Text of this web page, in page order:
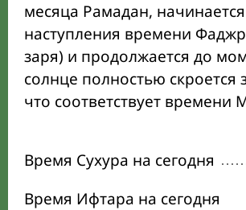
месяца Рамадан,
наступления времени
заря) и продолжается до
солнце полностью скроется
что соответствует времени
Время Сухура на сегодня
Время Ифтара на сегодня